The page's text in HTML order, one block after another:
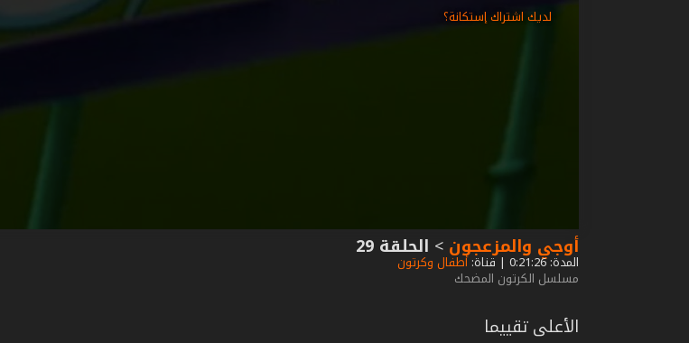
لديك اشتراك إستكانة؟
أوجي والمزعجون > الحلقة 29
المدة: 0:21:26 | قناة: أطفال وكرتون
مسلسل الكرتون المضحك
الأعلى تقييما